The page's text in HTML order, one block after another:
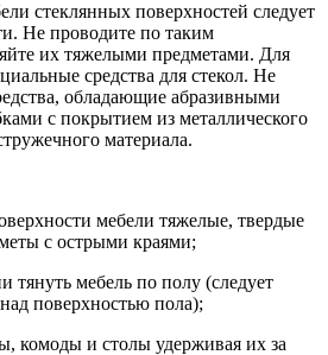
стеклянных поверхностей следует
Не проводите по таким
их тяжелыми предметами. Для
средства для стекол. Не
обладающие абразивными
с покрытием из металлического
материала.
мебели тяжелые, твердые
с острыми краями;
тянуть мебель по полу (следует
поверхностью пола);
комоды и столы удерживая их за